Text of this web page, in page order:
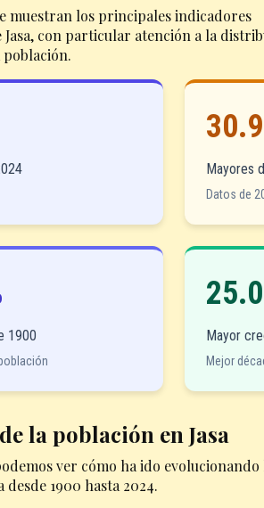
muestran los principales indicadores
con particular atención a la
población.
Mayores
Datos de
1900 Mayor
Mejor
la población en Jasa
ver cómo ha ido evolucionando
desde 1900 hasta 2024.